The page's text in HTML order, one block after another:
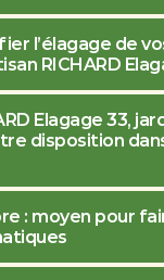
l’élagage de
RICHARD
Elagage 33,
disposition
: moyen pour